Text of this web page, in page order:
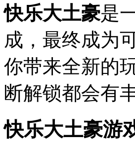
快乐大土豪是
成，最终成为
你带来全新的
断解锁都会有
快乐大土豪游